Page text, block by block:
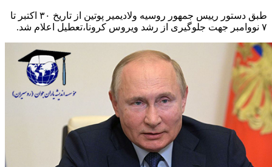
طبق دستور رییس جمهور روسیه ولادیمیر پوتین از تاریخ ۳۰ اکتبر تا
۷ نووامبر جهت جلوگیری از رشد ویروس کرونا،تعطیل اعلام شد.